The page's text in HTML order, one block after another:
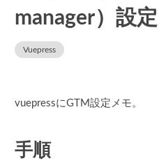
manager）設定
Vuepress
vuepressにGTM設定メモ。
手順